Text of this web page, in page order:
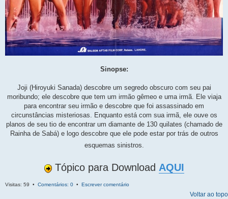
Sinopse:
Joji (Hiroyuki Sanada) descobre um segredo obscuro com seu pai
moribundo; ele descobre que tem um irmão gêmeo e uma irmã. Ele viaja
para encontrar seu irmão e descobre que foi assassinado em
circunstâncias misteriosas. Enquanto está com sua irmã, ele ouve os
planos de seu tio de encontrar um diamante de 130 quilates (chamado de
Rainha de Sabá) e logo descobre que ele pode estar por trás de outros
esquemas sinistros.
Tópico para Download AQUI
Visitas: 59 • Comentários: 0 • Escrever comentário
Voltar ao topo